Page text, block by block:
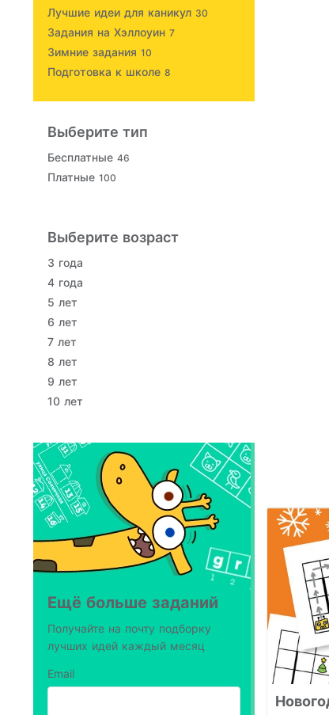
Лучшие идеи для каникул 30
Задания на Хэллоуин 7
Зимние задания 10
Подготовка к школе 8
Выберите тип
Бесплатные 46
Платные 100
Выберите возраст
3 года
4 года
5 лет
6 лет
7 лет
8 лет
9 лет
10 лет
Ещё больше заданий
Получайте на почту подборку
лучших идей каждый месяц
Email